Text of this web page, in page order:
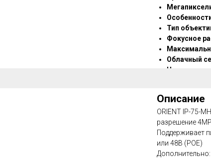
Тип
Фокусное
Облачный
Напряжение
Описание
ORIENT IP-75-
разрешение
Поддерживает
или 48В (POE)
Дополнительно: